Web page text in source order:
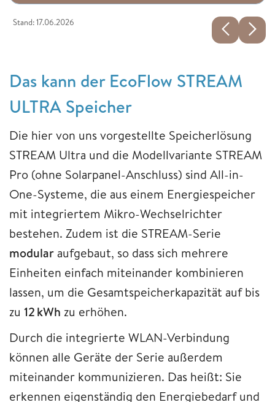
Stand: 17.06.2026
Das kann der EcoFlow STREAM
ULTRA Speicher
Die hier von uns vorgestellte Speicherlösung
STREAM Ultra und die Modellvariante STREAM
Pro (ohne Solarpanel-Anschluss) sind All-in-
One-Systeme, die aus einem Energiespeicher
mit integriertem Mikro-Wechselrichter
bestehen. Zudem ist die STREAM-Serie
modular aufgebaut, so dass sich mehrere
Einheiten einfach miteinander kombinieren
lassen, um die Gesamtspeicherkapazität auf bis
zu 12 kWh zu erhöhen.
Durch die integrierte WLAN-Verbindung
können alle Geräte der Serie außerdem
miteinander kommunizieren. Das heißt: Sie
erkennen eigenständig den Energiebedarf und